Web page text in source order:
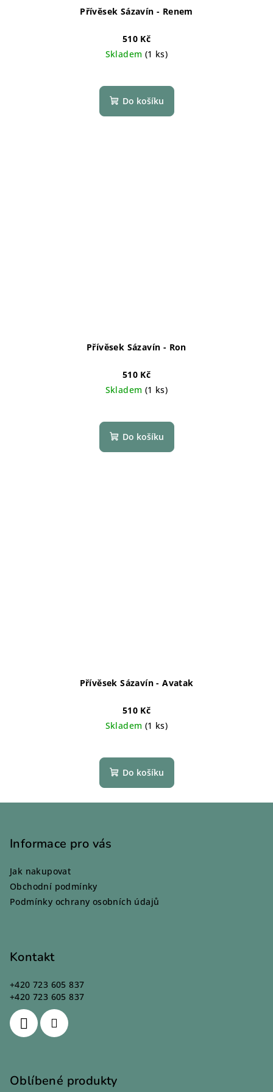
Přívěsek Sázavín - Renem
510 Kč
Skladem (1 ks)
Do košíku
Přívěsek Sázavín - Ron
510 Kč
Skladem (1 ks)
Do košíku
Přívěsek Sázavín - Avatak
510 Kč
Skladem (1 ks)
Do košíku
Informace pro vás
Jak nakupovat
Obchodní podmínky
Podmínky ochrany osobních údajů
Kontakt
+420 723 605 837
+420 723 605 837
Oblíbené produkty